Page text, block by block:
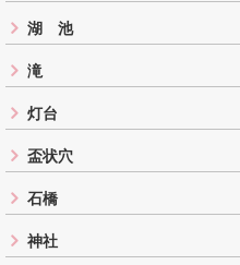
湖 池
滝
灯台
盃状穴
石橋
神社